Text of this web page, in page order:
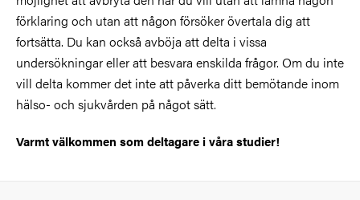
förklaring och utan att någon försöker övertala dig att
fortsätta. Du kan också avböja att delta i vissa
undersökningar eller att besvara enskilda frågor. Om du inte
vill delta kommer det inte att påverka ditt bemötande inom
hälso- och sjukvården på något sätt.
Varmt välkommen som deltagare i våra studier!